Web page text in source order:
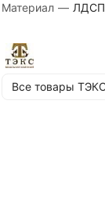
Материал — ЛДСП
Все товары